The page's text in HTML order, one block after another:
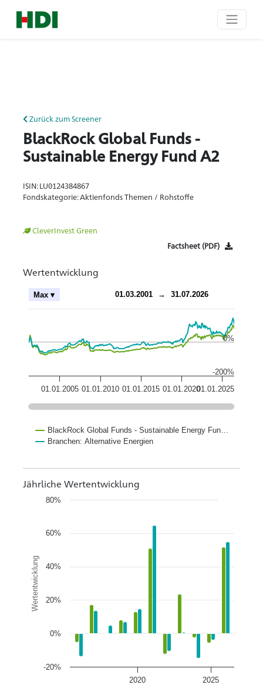
Zurück zum Screener
BlackRock Global Funds -
Sustainable Energy Fund A2
ISIN: LU0124384867
Fondskategorie: Aktienfonds Themen / Rohstoffe
CleverInvest Green
Factsheet (PDF)
Wertentwicklung
01.03.2001 → 31.07.2026
Max ▾
BlackRock Global Funds - Sustainable Energy Fun…
Branchen: Alternative Energien
01.01.2005 01.01.2010 01.01.2015 01.01.202001.01.2025
0%
-200%
Jährliche Wertentwicklung
Wertentwicklung
2020 2025
-20%
0%
20%
40%
60%
80%